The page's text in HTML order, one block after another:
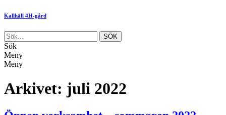
Kallhäll 4H-gård
Sök
Meny
Meny
Arkivet: juli 2022